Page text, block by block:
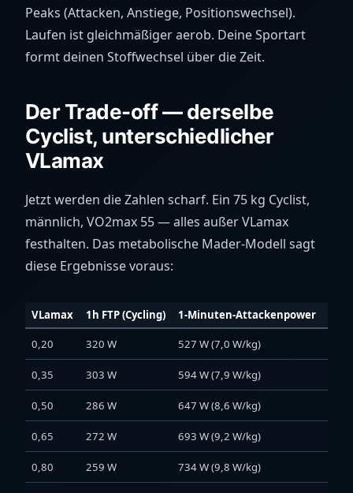
Peaks (Attacken, Anstiege, Positionswechsel).
Laufen ist gleichmäßiger aerob. Deine Sportart
formt deinen Stoffwechsel über die Zeit.
Der Trade-off — derselbe
Cyclist, unterschiedlicher
VLamax
Jetzt werden die Zahlen scharf. Ein 75 kg Cyclist,
männlich, VO2max 55 — alles außer VLamax
festhalten. Das metabolische Mader-Modell sagt
diese Ergebnisse voraus:
VLamax 1h FTP (Cycling) 1-Minuten-Attackenpower
0,20 320 W 527 W (7,0 W/kg)
0,35 303 W 594 W (7,9 W/kg)
0,50 286 W 647 W (8,6 W/kg)
0,65 272 W 693 W (9,2 W/kg)
0,80 259 W 734 W (9,8 W/kg)